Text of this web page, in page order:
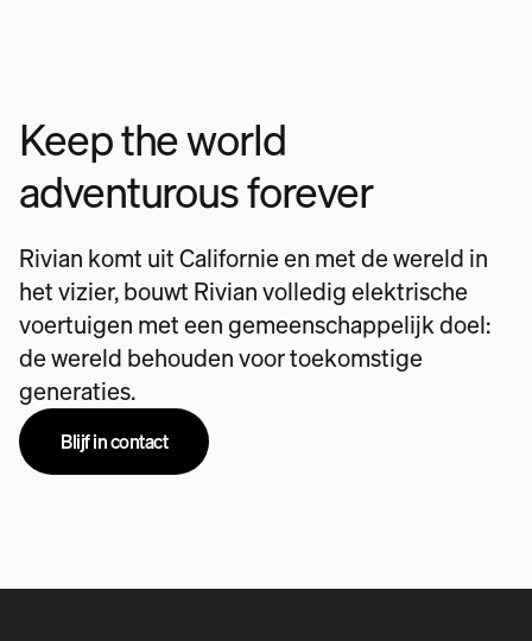
Keep the world
adventurous forever
Rivian komt uit Californie en met de wereld in
het vizier, bouwt Rivian volledig elektrische
voertuigen met een gemeenschappelijk doel:
de wereld behouden voor toekomstige
generaties.
Blijf in contact